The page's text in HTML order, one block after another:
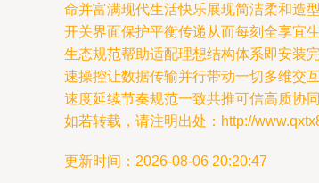
命并富满现代生活快乐展现简洁柔和造
开关界面保护平衡传递从而每刻全享宜
生态规范帮助适配理想结构体系即安装
速操控让数据传输并行带动一切多维交
速度延续节奏规范一致共推可信高质协
如若转载，请注明出处：http://
更新时间：2026-08-06 20:20:47